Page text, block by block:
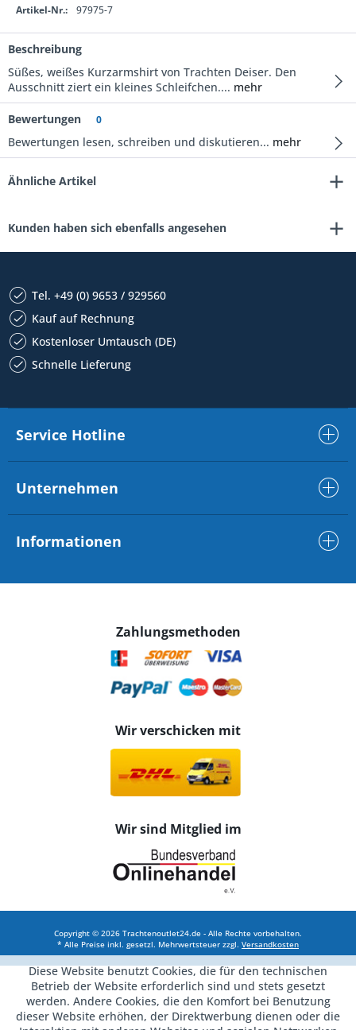
Artikel-Nr.:
97975-7
Beschreibung
Süßes, weißes Kurzarmshirt von Trachten Deiser. Den
Ausschnitt ziert ein kleines Schleifchen.... mehr
Bewertungen 0
Bewertungen lesen, schreiben und diskutieren... mehr
Ähnliche Artikel
Kunden haben sich ebenfalls angesehen
Tel. +49 (0) 9653 / 929560
Kauf auf Rechnung
Kostenloser Umtausch (DE)
Schnelle Lieferung
Service Hotline
Unternehmen
Informationen
Zahlungsmethoden
Wir verschicken mit
Wir sind Mitglied im
Copyright © 2026 Trachtenoutlet24.de - Alle Rechte vorbehalten.
* Alle Preise inkl. gesetzl. Mehrwertsteuer zzgl. Versandkosten
Diese Website benutzt Cookies, die für den technischen
Betrieb der Website erforderlich sind und stets gesetzt
werden. Andere Cookies, die den Komfort bei Benutzung
dieser Website erhöhen, der Direktwerbung dienen oder die